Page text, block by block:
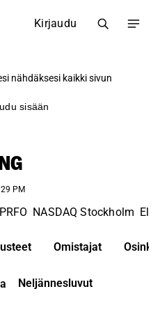
Kirjaudu
nähdäksesi kaikki sivun
sisään
PM
PRFO NASDAQ Stockholm
Omistajat Osinko
Neljännesluvut